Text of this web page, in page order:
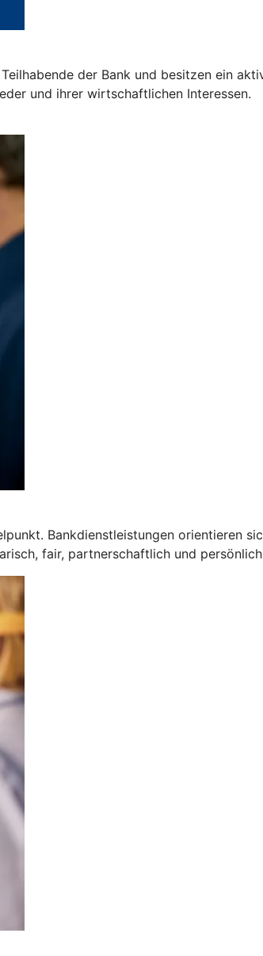
der Bank und besitzen ein
und ihrer wirtschaftlichen Interessen.
Bankdienstleistungen orientieren
fair, partnerschaftlich und